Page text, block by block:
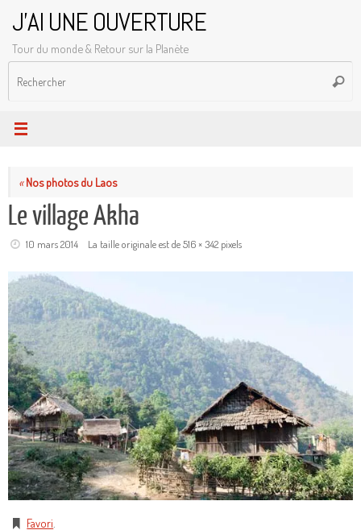
contenu
J'AI UNE OUVERTURE
Tour du monde & Retour sur la Planète
«Nos photos du Laos
Le village Akha
10 mars 2014 La taille originale est de516 × 342pixels
Favori